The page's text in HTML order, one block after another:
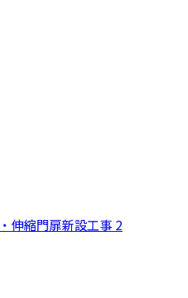
伸縮門扉新設工事 2